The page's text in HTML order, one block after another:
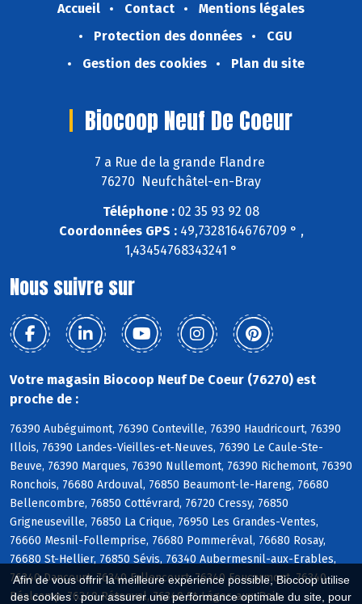
Afin de vous offrir la meilleure expérience possible, Biocoop utilise
des cookies : pour assurer une performance optimale du site, pour
Accueil Contact
Mentions légales
Protection des données
CGU
Gestion des cookies
Plan du site
Biocoop Neuf De Coeur
7 a Rue de la grande Flandre
76270 Neufchâtel-en-Bray
Téléphone : 02 35 93 92 08
Coordonnées GPS :49,7328164676709 ° ,
1,43454768343241 °
Nous suivre sur
Votre magasin Biocoop Neuf De Coeur (76270) est
proche de :
76390 Aubéguimont, 76390 Conteville, 76390 Haudricourt, 76390
Illois, 76390 Landes-Vieilles-et-Neuves, 76390 Le Caule-Ste-
Beuve, 76390 Marques, 76390 Nullemont, 76390 Richemont, 76390
Ronchois, 76680 Ardouval, 76850 Beaumont-le-Hareng, 76680
Bellencombre, 76850 Cottévrard, 76720 Cressy, 76850
Grigneuseville, 76850 La Crique, 76950 Les Grandes-Ventes,
76660 Mesnil-Follemprise, 76680 Pommeréval, 76680 Rosay,
76680 St-Hellier, 76850 Sévis, 76340 Aubermesnil-aux-Erables,
76340 Dancourt, 76340 Fallencourt, 76340 Foucarmont, 76340
Réalcamp, 76340 Rétonval, 76340 St-Léger-aux-Bois